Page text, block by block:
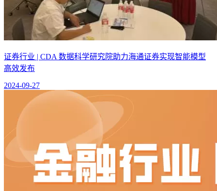
证券行业 | CDA 数据科学研究院助力海通证券实现智能模型
高效发布
2024-09-27